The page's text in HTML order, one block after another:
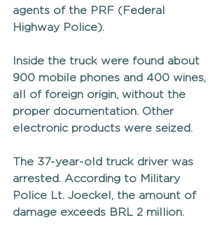
agents of the PRF (Federal
Highway Police).
Inside the truck were found about
900 mobile phones and 400 wines,
all of foreign origin, without the
proper documentation. Other
electronic products were seized.
The 37-year-old truck driver was
arrested. According to Military
Police Lt. Joeckel, the amount of
damage exceeds BRL 2 million.